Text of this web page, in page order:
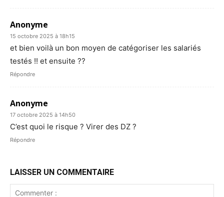
Anonyme
15 octobre 2025 à 18h15
et bien voilà un bon moyen de catégoriser les salariés
testés !! et ensuite ??
Répondre
Anonyme
17 octobre 2025 à 14h50
C’est quoi le risque ? Virer des DZ ?
Répondre
LAISSER UN COMMENTAIRE